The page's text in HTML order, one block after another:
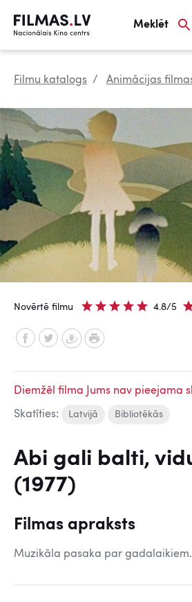
Meklēt
Filmu katalogs Animācijas
Novērtē filmu 4.8/5
Diemžēl filma Jums nav pieejama
Skatīties: Latvijā Bibliotēkās
Abi gali balti,
(1977)
Filmas apraksts
Muzikāla pasaka par gadalaikiem.